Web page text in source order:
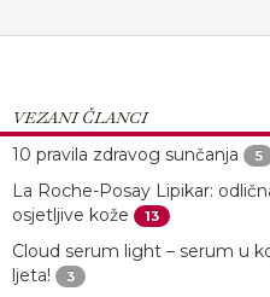
VEZANI ČLANCI
10 pravila zdravog sunčanja
5
La Roche-Posay Lipikar:
osjetljive kože
13
Cloud serum light – serum u
ljeta!
3